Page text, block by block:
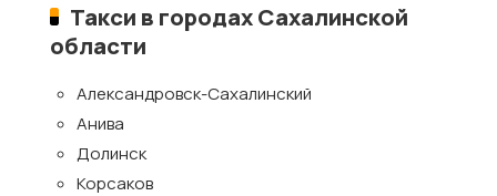
Такси в городах Сахалинской
области
Александровск-Сахалинский
Анива
Долинск
Корсаков